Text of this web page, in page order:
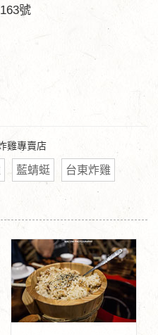
號
雞專賣店
藍蜻蜓 台東炸雞